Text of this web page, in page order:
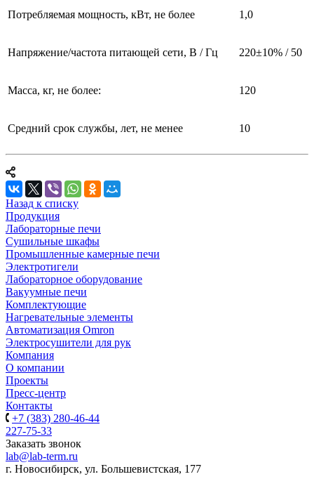
Потребляемая мощность, кВт, не более 1,0
Напряжение/частота питающей сети, В / Гц 220±10% / 50
Масса, кг, не более: 120
Средний срок службы, лет, не менее 10
Назад к списку
Продукция
Лабораторные печи
Сушильные шкафы
Промышленные камерные печи
Электротигели
Лабораторное оборудование
Вакуумные печи
Комплектующие
Нагревательные элементы
Автоматизация Omron
Электросушители для рук
Компания
О компании
Проекты
Пресс-центр
Контакты
+7 (383) 280-46-44
227-75-33
Заказать звонок
lab@lab-term.ru
г. Новосибирск, ул. Большевистская, 177